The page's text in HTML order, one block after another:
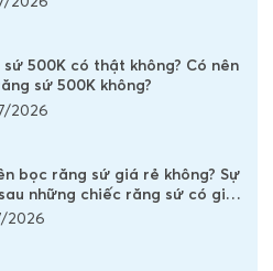
sứ 500K có thật không? Có nên
sứ 500K không?
2026
bọc răng sứ giá rẻ không? Sự
những chiếc răng sứ có giá
nghìn
2026